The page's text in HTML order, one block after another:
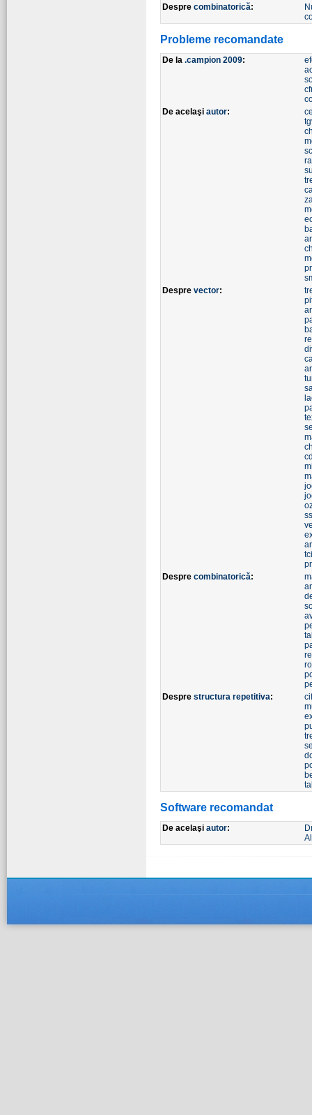
Despre combinatorică:
Probleme recomandate
De la .campion 2009:
cfr
De acelaşi autor:
Despre vector:
Despre combinatorică:
Despre structura repetitiva:
Software recomandat
De acelaşi autor: